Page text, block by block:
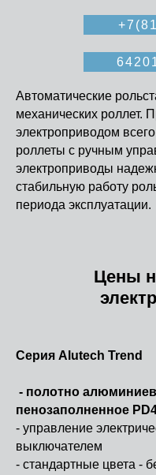
Автоматические
механических роллет.
электроприводом
роллеты с ручным
электроприводы
стабильную работу
периода эксплуатации.
Цены
Серия Alutech Trend
- полотно
пенозаполненное
- управление
выключателем
- стандартные цвета -